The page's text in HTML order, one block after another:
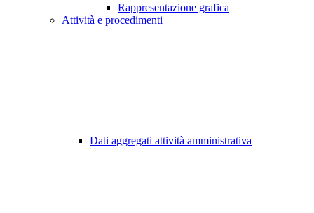
Rappresentazione grafica
Attività e procedimenti
Dati aggregati attività amministrativa